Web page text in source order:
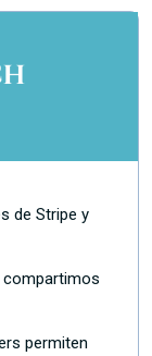
de Stripe y
compartimos
permiten